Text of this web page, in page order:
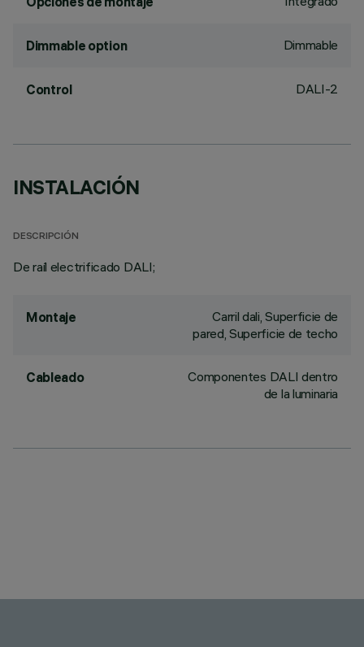
Dimmable option Dimmable
Control DALI-2
INSTALACIÓN
DESCRIPCIÓN
De raíl electrificado DALI;
Montaje
Carril dali, Superficie de
pared, Superficie de techo
Cableado
Componentes DALI dentro
de la luminaria